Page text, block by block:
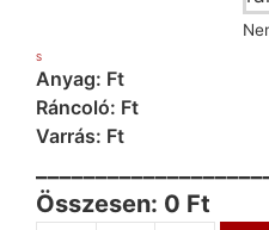
S
Anyag: Ft
Ráncoló: Ft
Varrás: Ft
Összesen: 0 Ft